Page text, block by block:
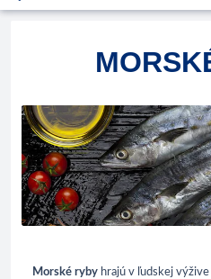
Morské ryby hrajú v ľudskej